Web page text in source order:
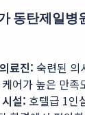
동탄제일병
료진: 숙련된 의
어가 높은 만족
설: 호텔급 1인